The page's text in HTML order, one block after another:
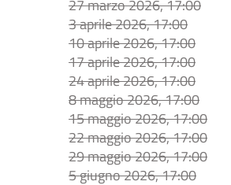
27 marzo 2026, 17:00
3 aprile 2026, 17:00
10 aprile 2026, 17:00
17 aprile 2026, 17:00
24 aprile 2026, 17:00
8 maggio 2026, 17:00
15 maggio 2026, 17:00
22 maggio 2026, 17:00
29 maggio 2026, 17:00
5 giugno 2026, 17:00